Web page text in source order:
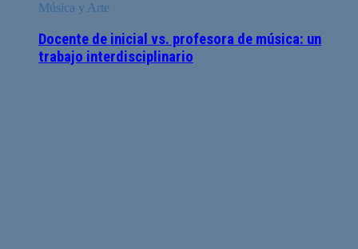
Música y Arte
Docente de inicial vs. profesora de música: un
trabajo interdisciplinario